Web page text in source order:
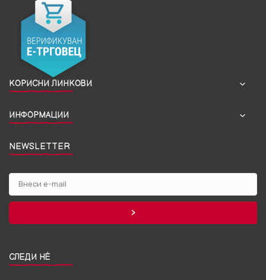
КОРИСНИ ЛИНКОВИ
ИНФОРМАЦИИ
NEWSLETTER
СЛЕДИ НЀ